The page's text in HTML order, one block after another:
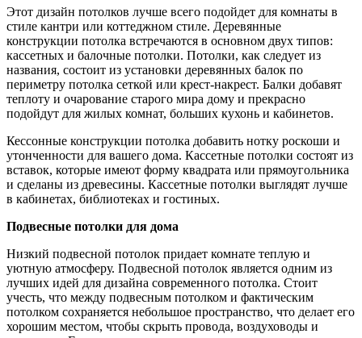
Этот дизайн потолков лучше всего подойдет для комнаты в
стиле кантри или коттеджном стиле. Деревянные
конструкции потолка встречаются в основном двух типов:
кассетных и балочные потолки. Потолки, как следует из
названия, состоит из установки деревянных балок по
периметру потолка сеткой или крест-накрест. Балки добавят
теплоту и очарование старого мира дому и прекрасно
подойдут для жилых комнат, больших кухонь и кабинетов.
Кессонные конструкции потолка добавить нотку роскоши и
утонченности для вашего дома. Кассетные потолки состоят из
вставок, которые имеют форму квадрата или прямоугольника
и сделаны из древесины. Кассетные потолки выглядят лучше
в кабинетах, библиотеках и гостиных.
Подвесные потолки для дома
Низкий подвесной потолок придает комнате теплую и
уютную атмосферу. Подвесной потолок является одним из
лучших идей для дизайна современного потолка. Стоит
учесть, что между подвесным потолком и фактическим
потолком сохраняется небольшое пространство, что делает его
хорошим местом, чтобы скрыть провода, воздуховоды и